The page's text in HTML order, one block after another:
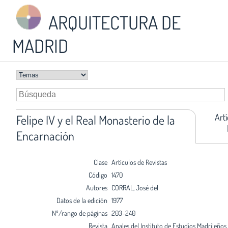
ARQUITECTURA DE
MADRID
Felipe IV y el Real Monasterio de la
Encarnación
Clase Artículos de Revistas
Código 1470
Autores CORRAL, José del
Datos de la edición 1977
Nº/rango de páginas 203-240
Revista Anales del Instituto de Estudios Madrileños